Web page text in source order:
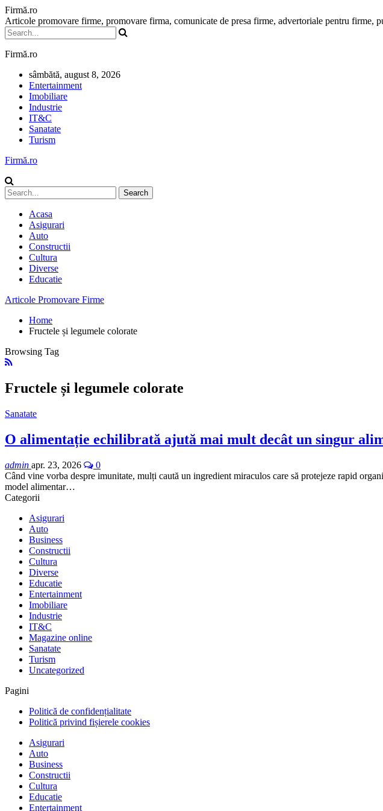
Firmă.ro
Articole promovare firme, promovare firma, comunicate de presa firme, advertoriale pentru firme,
Firmă.ro
sâmbătă, august 8, 2026
Entertainment
Imobiliare
Industrie
IT&C
Sanatate
Turism
Firmă.ro
Acasa
Asigurari
Auto
Constructii
Cultura
Diverse
Educatie
Articole Promovare Firme
Home
Fructele și legumele colorate
Browsing Tag
Fructele și legumele colorate
Sanatate
O alimentație echilibrată ajută mai mult decât un singur
admin apr. 23, 2026
0
Când vine vorba despre imunitate, mulți caută un ingredient miraculos care să protejeze rapid
model alimentar…
Categorii
Asigurari
Auto
Business
Constructii
Cultura
Diverse
Educatie
Entertainment
Imobiliare
Industrie
IT&C
Magazine online
Sanatate
Turism
Uncategorized
Pagini
Politică de confidențialitate
Politică privind fișierele cookies
Asigurari
Auto
Business
Constructii
Cultura
Educatie
Entertainment